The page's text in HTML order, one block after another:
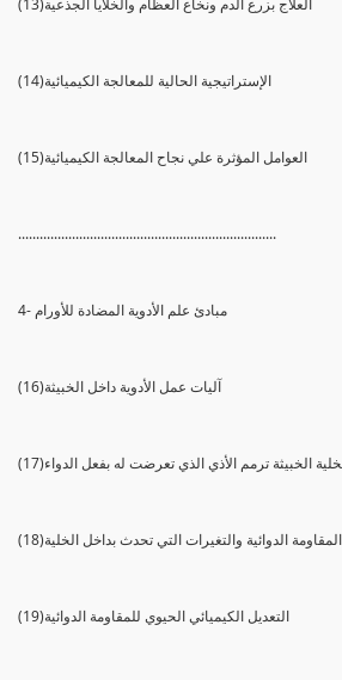
(14)الإستراتيجية الحالية للمعالجة الكيميائية
(15)العوامل المؤثرة علي نجاح المعالجة الكيميائية
........................................................................
4- مبادئ علم الأدوية المضادة للأورام
(16)آليات عمل الأدوية داخل الخبيثة
الخبيثة ترمم الأذي الذي تعرضت له بفعل الدواء
المقاومة الدوائية والتغيرات التي تحدث بداخل الخلية
(19)التعديل الكيميائي الحيوي للمقاومة الدوائية